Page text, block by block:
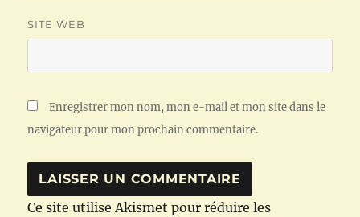
SITE WEB
Enregistrer mon nom, mon e-mail et mon site dans le
navigateur pour mon prochain commentaire.
Ce site utilise Akismet pour réduire les